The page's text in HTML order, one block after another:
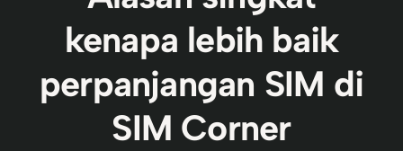
kenapa lebih baik
perpanjangan SIM di
SIM Corner